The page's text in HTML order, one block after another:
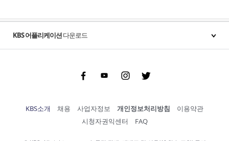
KBS 어플리케이션다운로드
FacebookYoutubeInstgram Twitter
KBS소개 채용 사업자정보 개인정보처리방침
이용약관
시청자권익센터
FAQ